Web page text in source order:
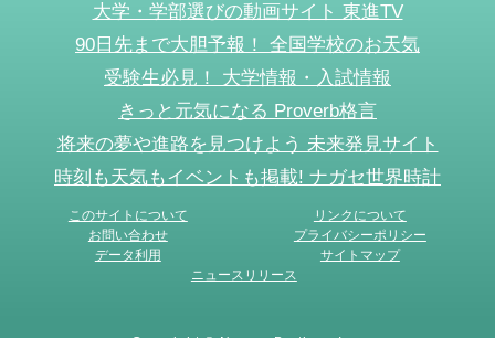
大学・学部選びの動画サイト 東進TV
90日先まで大胆予報！ 全国学校のお天気
受験生必見！ 大学情報・入試情報
きっと元気になる Proverb格言
将来の夢や進路を見つけよう 未来発見サイト
時刻も天気もイベントも掲載! ナガセ世界時計
このサイトについて
リンクについて
お問い合わせ
プライバシーポリシー
データ利用
サイトマップ
ニュースリリース